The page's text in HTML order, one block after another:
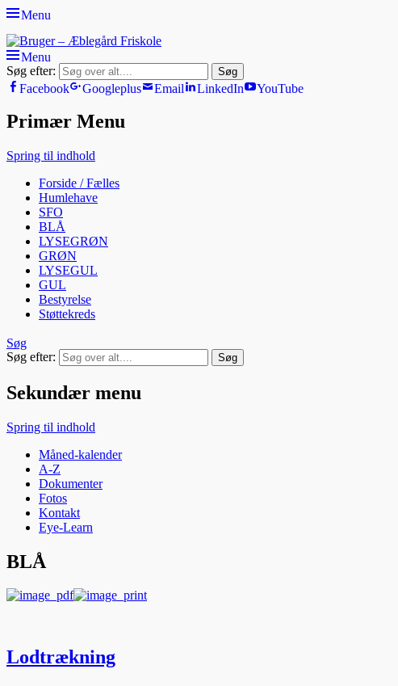
Menu
Bruger - Æblegård Friskole
SIDEN FOR FORÆLDRE, ELEVER OG PERSONALE
Menu
Søg efter:
Facebook Googleplus Email LinkedIn YouTube
Primær Menu
Spring til indhold
Forside / Fælles
Humlehave
SFO
BLÅ
LYSEGRØN
GRØN
LYSEGUL
GUL
Bestyrelse
Støttekreds
Søg
Søg efter:
Sekundær menu
Spring til indhold
Måned-kalender
A-Z
Dokumenter
Fotos
Kontakt
Eye-Learn
BLÅ
Lodtrækning